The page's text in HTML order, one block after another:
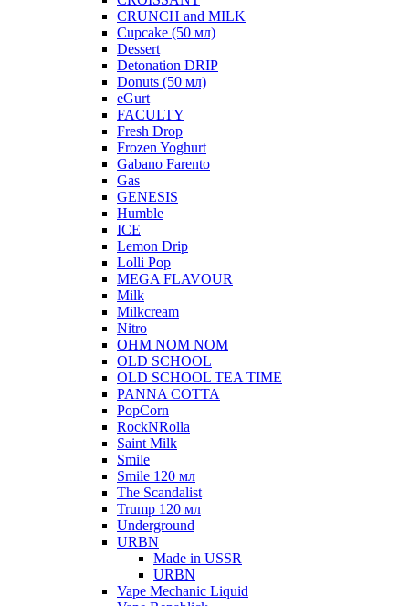
CRUNCH and MILK
Cupcake (50 мл)
Dessert
Detonation DRIP
Donuts (50 мл)
eGurt
FACULTY
Fresh Drop
Frozen Yoghurt
Gabano Farento
Gas
GENESIS
Humble
ICE
Lemon Drip
Lolli Pop
MEGA FLAVOUR
Milk
Milkcream
Nitro
OHM NOM NOM
OLD SCHOOL
OLD SCHOOL TEA TIME
PANNA COTTA
PopCorn
RockNRolla
Saint Milk
Smile
Smile 120 мл
The Scandalist
Trump 120 мл
Underground
URBN
Made in USSR
URBN
Vape Mechanic Liquid